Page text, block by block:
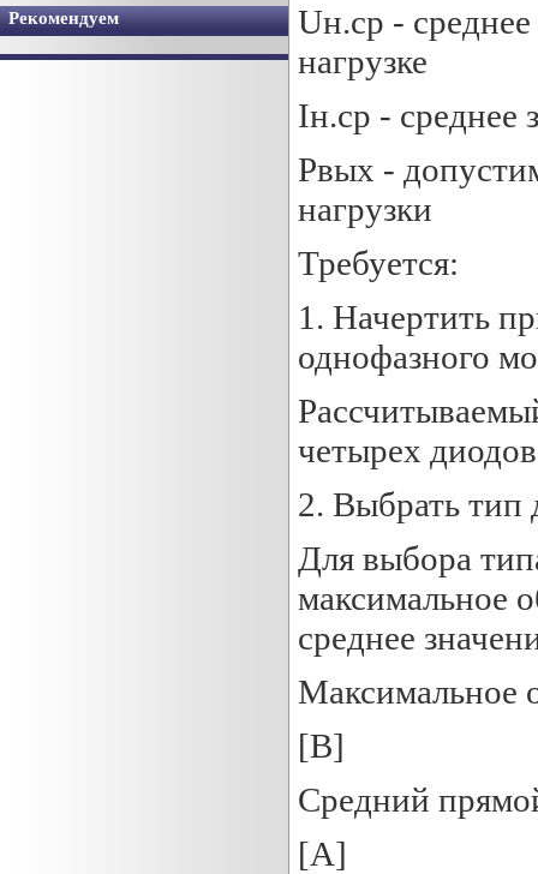
Рекомендуем
Uн.ср -
нагрузке
Iн.ср - среднее
Pвых -
нагрузки
Требуется:
1. Начертить
однофазного
четырех
2. Выбрать тип
Для выбора
максимальное
среднее
Максимальное
[В]
Средний
[А]